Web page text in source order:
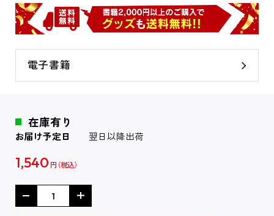
電子書籍
在庫有り
お届け予定日 翌日以降出荷
1,540 円